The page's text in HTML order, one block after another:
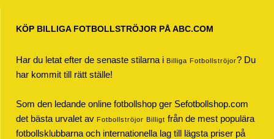
KÖP BILLIGA FOTBOLLSTRÖJOR PÅ ABC.COM
Har du letat efter de senaste stilarna i Billiga Fotbollströjor? Du
har kommit till rätt ställe!
Som den ledande online fotbollshop ger Sefotbollshop.com
det bästa urvalet av Fotbollströjor Billigt från de mest populära
fotbollsklubbarna och internationella lag till lägsta priser på